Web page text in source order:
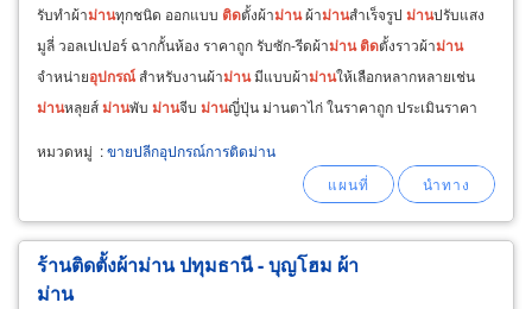
รับทำผ้าม่านทุกชนิด ออกแบบ ติดตั้งผ้าม่านผ้าม่านสำเร็จรูป ม่านปรับแสง
มูลี่ วอลเปเปอร์ ฉากกั้นห้อง ราคาถูก รับซัก-รีดผ้าม่าน ติดตั้งราวผ้าม่าน
จำหน่ายอุปกรณ์ สำหรับงานผ้าม่านมีแบบผ้าม่านให้เลือกหลากหลายเช่น
ม่านหลุยส์ม่านพับ ม่านจีบ ม่านญี่ปุ่น ม่านตาไก่ ในราคาถูก ประเมินราคา
หมวดหมู่ :ขายปลีกอุปกรณ์การติดม่าน
ร้านติดตั้งผ้าม่าน ปทุมธานี - บุญโฮม ผ้า
ม่าน